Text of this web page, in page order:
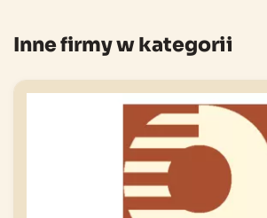
Inne firmy w kategorii